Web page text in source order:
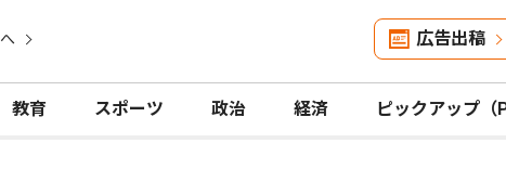
広告出稿
教育 スポーツ 政治 経済 ピックアップ（